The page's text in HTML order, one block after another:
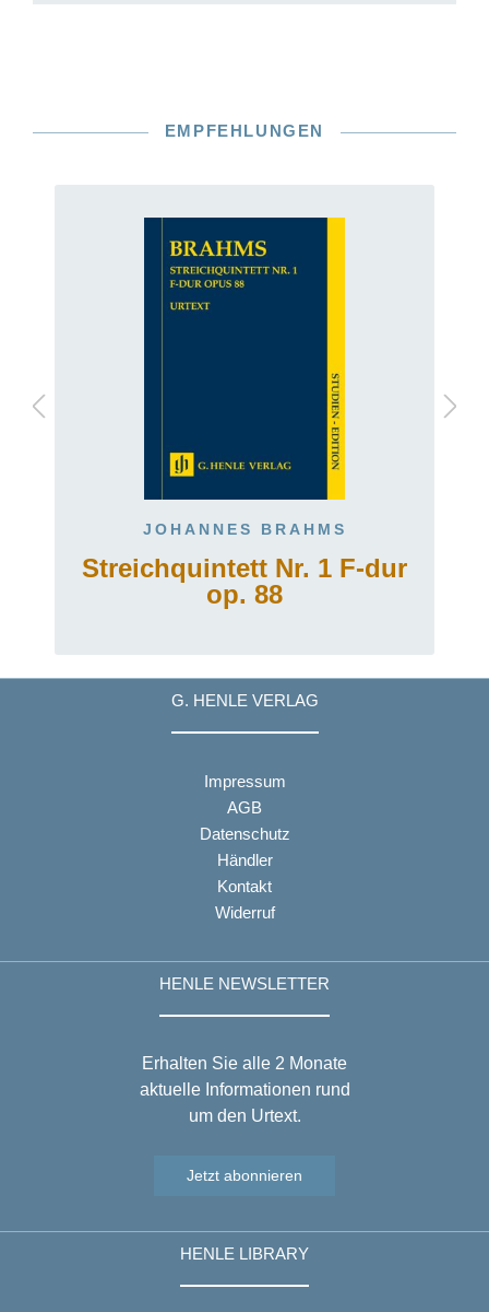
EMPFEHLUNGEN
JOHANNES BRAHMS
Streichquintett Nr. 1 F-dur
op. 88
G. HENLE VERLAG
Impressum
AGB
Datenschutz
Händler
Kontakt
Widerruf
HENLE NEWSLETTER
Erhalten Sie alle 2 Monate
aktuelle Informationen rund
um den Urtext.
Jetzt abonnieren
HENLE LIBRARY